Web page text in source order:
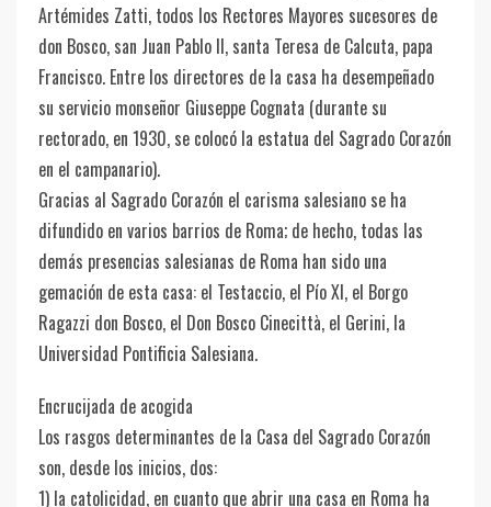
Artémides Zatti, todos los Rectores Mayores sucesores de
don Bosco, san Juan Pablo II, santa Teresa de Calcuta, papa
Francisco. Entre los directores de la casa ha desempeñado
su servicio monseñor Giuseppe Cognata (durante su
rectorado, en 1930, se colocó la estatua del Sagrado Corazón
en el campanario).
Gracias al Sagrado Corazón el carisma salesiano se ha
difundido en varios barrios de Roma; de hecho, todas las
demás presencias salesianas de Roma han sido una
gemación de esta casa: el Testaccio, el Pío XI, el Borgo
Ragazzi don Bosco, el Don Bosco Cinecittà, el Gerini, la
Universidad Pontificia Salesiana.
Encrucijada de acogida
Los rasgos determinantes de la Casa del Sagrado Corazón
son, desde los inicios, dos:
1) la catolicidad, en cuanto que abrir una casa en Roma ha